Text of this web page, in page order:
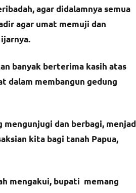
agar didalamnya semua
agar umat memuji dan
banyak berterima kasih atas
dalam membangun gedung
dan berbagi,
kita bagi tanah Papua,
mengakui, bupati memang